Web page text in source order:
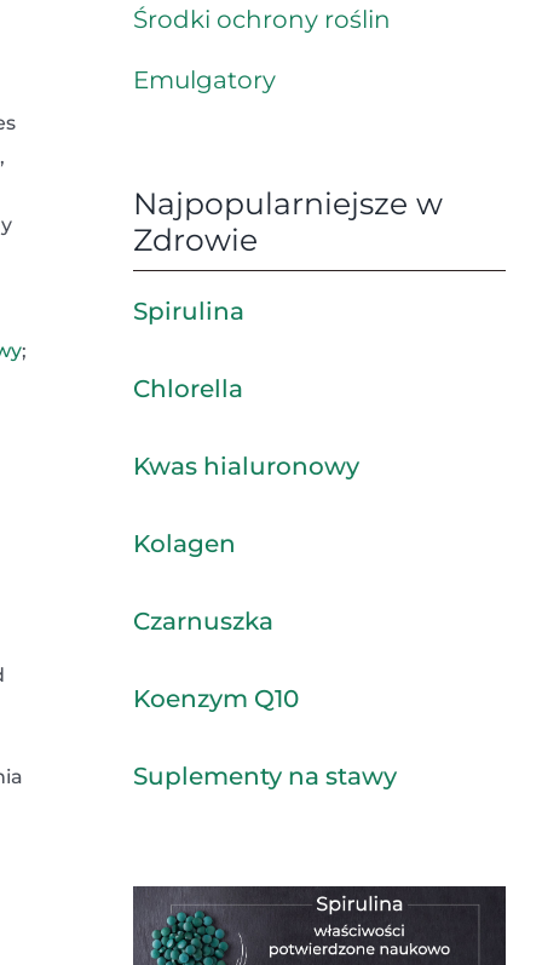
;
Środki ochrony roślin
Emulgatory
Najpopularniejsze w
Zdrowie
Spirulina
Chlorella
Kwas hialuronowy
Kolagen
Czarnuszka
Koenzym Q10
Suplementy na stawy